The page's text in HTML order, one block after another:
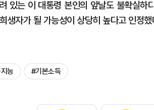
있는 이 대통령 본인의 앞날도 불확실하
생자가 될 가능성이 상당히 높다고 인정
능 #기본소득